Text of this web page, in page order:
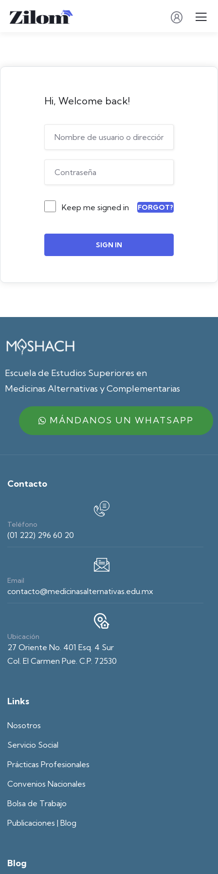
Hi, Welcome back!
Keep me signed in FORGOT?
SIGN IN
Escuela de Estudios Superiores en
Medicinas Alternativas y Complementarias
MÁNDANOS UN WHATSAPP
Contacto
Teléfono
(01 222) 296 60 20
Email
contacto@medicinasalternativas.edu.mx
Ubicación
27 Oriente No. 401 Esq. 4 Sur
Col. El Carmen Pue. C.P. 72530
Links
Nosotros
Servicio Social
Prácticas Profesionales
Convenios Nacionales
Bolsa de Trabajo
Publicaciones | Blog
Blog